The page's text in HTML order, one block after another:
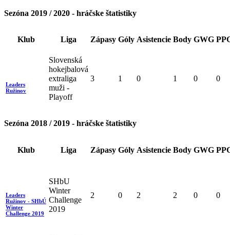
Sezóna 2019 / 2020 - hráčske štatistiky
Klub Liga Zápasy Góly Asistencie Body GWG
Leaders
Ružinov
Slovenská
hokejbalová
extraliga
muži -
Playoff
3 1 0 1 0 0
Sezóna 2018 / 2019 - hráčske štatistiky
Klub Liga Zápasy Góly Asistencie Body GWG
Leaders
Ružinov - SHbÚ
Winter
Challenge 2019
SHbU
Winter
Challenge
2019
2 0 2 2 0 0